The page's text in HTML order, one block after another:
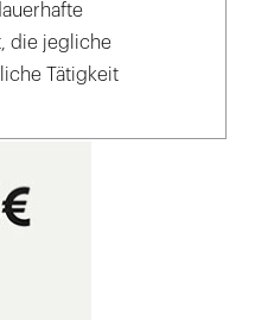
die jegliche
Tätigkeit